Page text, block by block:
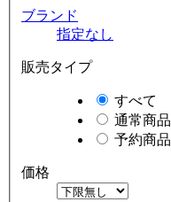
ブランド
指定なし
販売タイプ
すべて
通常商品
予約商品
価格